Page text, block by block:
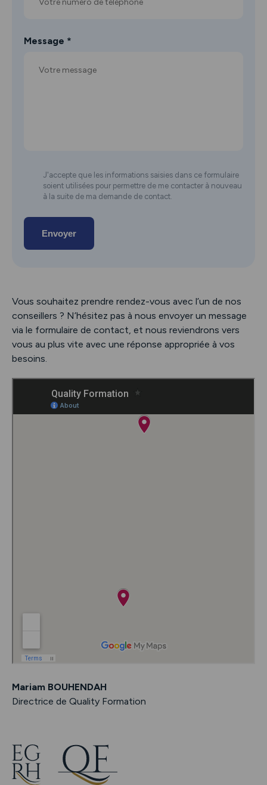
Vous souhaitez prendre rendez-vous avec l’un de nos
conseillers ? N’hésitez pas à nous envoyer un message
via le formulaire de contact, et nous reviendrons vers
vous au plus vite avec une réponse appropriée à vos
besoins.
Mariam BOUHENDAH
Directrice de Quality Formation
Message *
J'accepte que les informations saisies dans ce formulaire
soient utilisées pour permettre de me contacter à nouveau
à la suite de ma demande de contact.
Envoyer